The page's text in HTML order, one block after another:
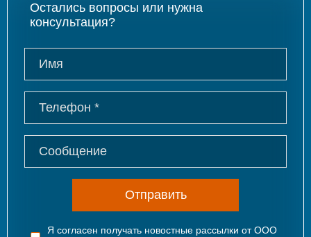
Остались вопросы или нужна
консультация?
Отправить
Я согласен получать новостные рассылки от ООО